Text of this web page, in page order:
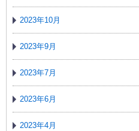
2023年10月
2023年9月
2023年7月
2023年6月
2023年4月